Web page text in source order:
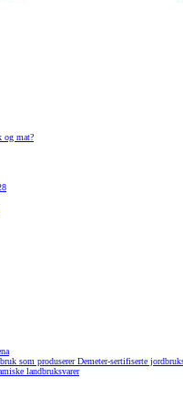
og mat?
som produserer Demeter-sertifiserte
landbruksvarer